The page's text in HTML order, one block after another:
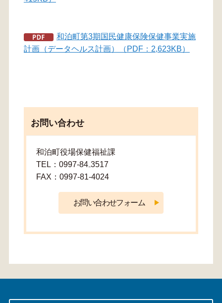
和泊町第3期国民健康保険保健事業実施
計画（データヘルス計画）（PDF：2,623KB）
お問い合わせ
和泊町役場保健福祉課
TEL：0997-84₋3517
FAX：0997-81-4024